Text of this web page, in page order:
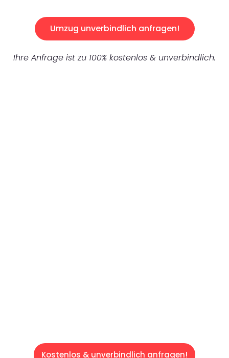
Umzug unverbindlich anfragen!
Ihre Anfrage ist zu 100% kostenlos & unverbindlich.
Kostenlos & unverbindlich anfragen!